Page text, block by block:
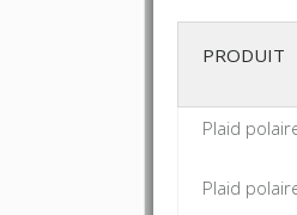
PRODUIT
Plaid
Plaid